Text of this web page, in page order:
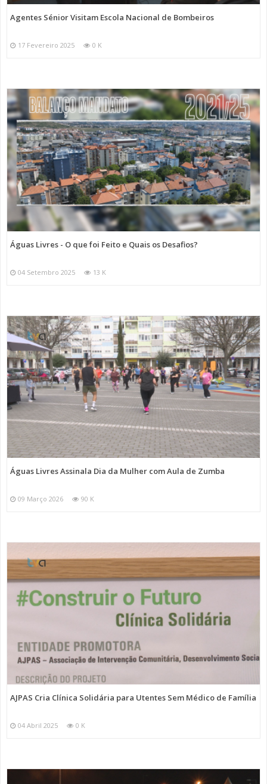
Agentes Sénior Visitam Escola Nacional de Bombeiros
17 Fevereiro 2025 0 K
Águas Livres - O que foi Feito e Quais os Desafios?
04 Setembro 2025 13 K
Águas Livres Assinala Dia da Mulher com Aula de Zumba
09 Março 2026 90 K
AJPAS Cria Clínica Solidária para Utentes Sem Médico de Família
04 Abril 2025 0 K